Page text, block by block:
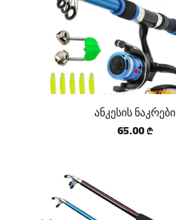
ანკესის ნაკრები
65.00 ₾